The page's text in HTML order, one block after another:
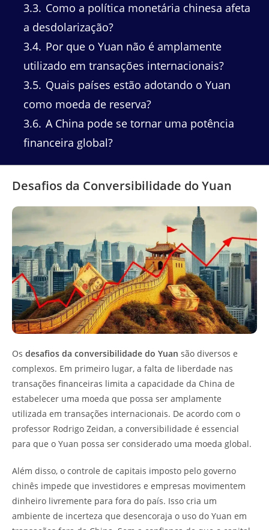
3.3 Como a política monetária chinesa afeta
a desdolarização?
3.4 Por que o Yuan não é amplamente
utilizado em transações internacionais?
3.5 Quais países estão adotando o Yuan
como moeda de reserva?
3.6 A China pode se tornar uma potência
financeira global?
Desafios da Conversibilidade do Yuan
Os desafios da conversibilidade do Yuan são diversos e
complexos. Em primeiro lugar, a falta de liberdade nas
transações financeiras limita a capacidade da China de
estabelecer uma moeda que possa ser amplamente
utilizada em transações internacionais. De acordo com o
professor Rodrigo Zeidan, a conversibilidade é essencial
para que o Yuan possa ser considerado uma moeda global.
Além disso, o controle de capitais imposto pelo governo
chinês impede que investidores e empresas movimentem
dinheiro livremente para fora do país. Isso cria um
ambiente de incerteza que desencoraja o uso do Yuan em